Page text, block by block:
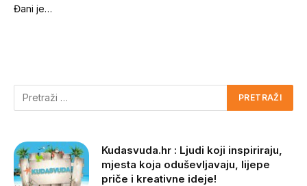
Đani je…
Kudasvuda.hr : Ljudi koji inspiriraju,
mjesta koja oduševljavaju, lijepe
priče i kreativne ideje!